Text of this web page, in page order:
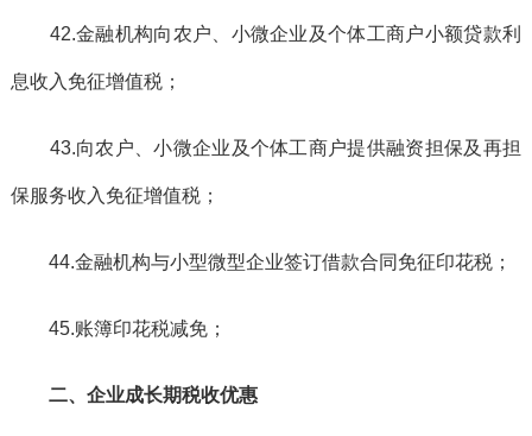
42.金融机构向农户、小微企业及个体工商户小额贷款利
息收入免征增值税；
43.向农户、小微企业及个体工商户提供融资担保及再担
保服务收入免征增值税；
44.金融机构与小型微型企业签订借款合同免征印花税；
45.账簿印花税减免；
二、企业成长期税收优惠